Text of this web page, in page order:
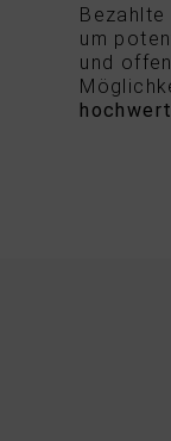
Bezahlte
um
und